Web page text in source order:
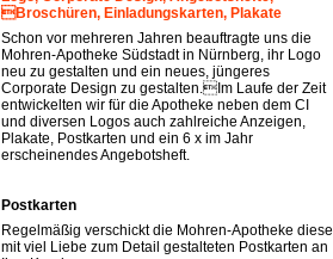
Broschüren, Einladungskarten, Plakate
Schon vor mehreren Jahren beauftragte uns die
Mohren-Apotheke Südstadt in Nürnberg, ihr Logo
neu zu gestalten und ein neues, jüngeres
Corporate Design zu gestalten.Im Laufe der Zeit
entwickelten wir für die Apotheke neben dem CI
und diversen Logos auch zahlreiche Anzeigen,
Plakate, Postkarten und ein 6 x im Jahr
erscheinendes Angebotsheft.
Postkarten
Regelmäßig verschickt die Mohren-Apotheke diese
mit viel Liebe zum Detail gestalteten Postkarten an